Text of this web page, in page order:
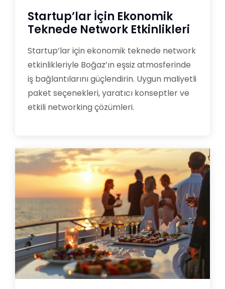
Startup’lar İçin Ekonomik
Teknede Network Etkinlikleri
Startup’lar için ekonomik teknede network
etkinlikleriyle Boğaz’ın eşsiz atmosferinde
iş bağlantılarını güçlendirin. Uygun maliyetli
paket seçenekleri, yaratıcı konseptler ve
etkili networking çözümleri.